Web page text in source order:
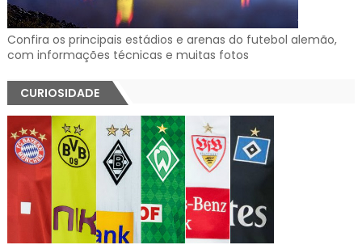
Confira os principais estádios e arenas do futebol alemão,
com informações técnicas e muitas fotos
CURIOSIDADE